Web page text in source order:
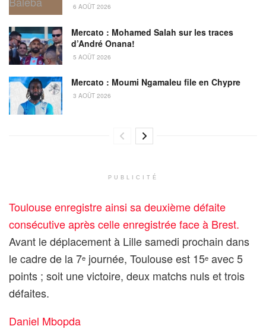
6 AOÛT 2026
Mercato : Mohamed Salah sur les traces
d’André Onana!
5 AOÛT 2026
Mercato : Moumi Ngamaleu file en Chypre
3 AOÛT 2026
PUBLICITÉ
Toulouse enregistre ainsi sa deuxième défaite
consécutive après celle enregistrée face à Brest.
Avant le déplacement à Lille samedi prochain dans
le cadre de la 7e journée, Toulouse est 15e avec 5
points ; soit une victoire, deux matchs nuls et trois
défaites.
Daniel Mbopda